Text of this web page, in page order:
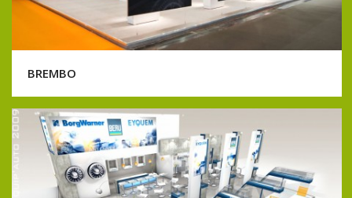
BREMBO